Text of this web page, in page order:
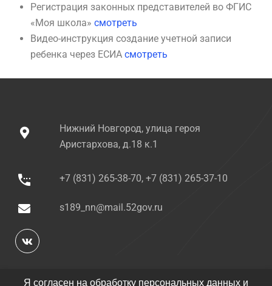
Регистрация законных представителей во ФГИС
«Моя школа» смотреть
Видео-инструкция создание учетной записи
ребенка через ЕСИА смотреть
Нижний Новгород, улица героя
Аристархова, д.18 к.1
+7 (831) 265-38-70, +7 (831) 265-37-10
s189_nn@mail.52gov.ru
Я согласен на обработку персональных данных и